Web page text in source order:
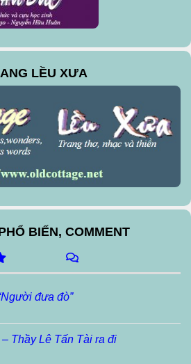
LỀU XƯA
BIẾN, COMMENT
đưa đò”
Thầy Lê Tấn Tài ra đi